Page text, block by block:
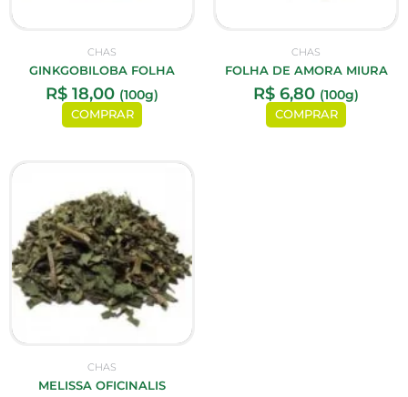
CHAS
GINKGOBILOBA FOLHA
R$ 18,00 (100g)
COMPRAR
CHAS
FOLHA DE AMORA MIURA
R$ 6,80 (100g)
COMPRAR
CHAS
MELISSA OFICINALIS